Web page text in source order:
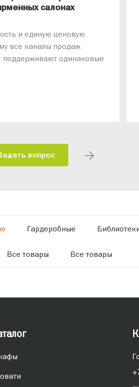
салонах
и единую ценовую
все каналы продаж
поддерживают одинаковые
вопрос
Гардеробные
Все товары Все товары